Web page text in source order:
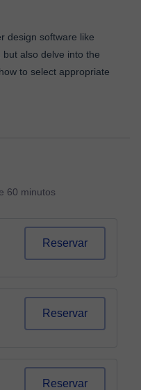
design software like
also delve into the
to select appropriate
60 minutos
Reservar
Reservar
Reservar